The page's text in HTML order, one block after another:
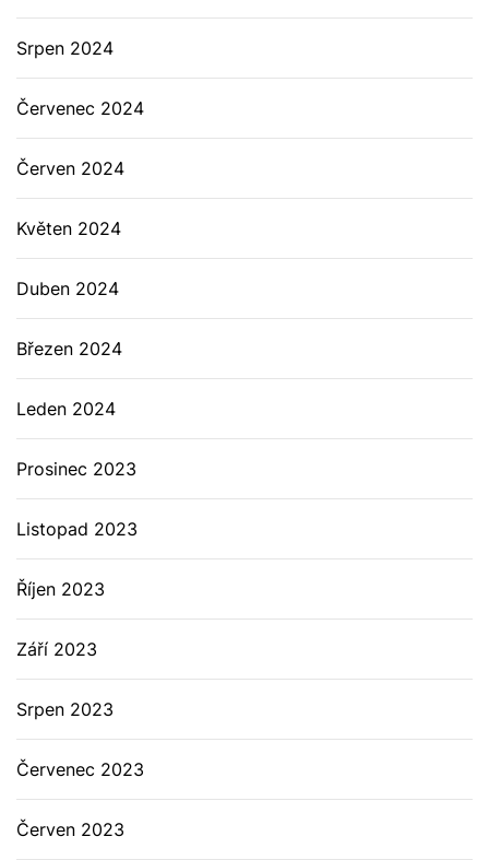
Srpen 2024
Červenec 2024
Červen 2024
Květen 2024
Duben 2024
Březen 2024
Leden 2024
Prosinec 2023
Listopad 2023
Říjen 2023
Září 2023
Srpen 2023
Červenec 2023
Červen 2023